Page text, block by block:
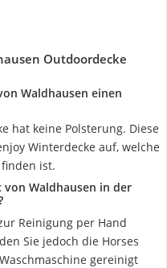
Outdoordecke
Waldhausen einen
hat keine Polsterung. Diese
Winterdecke auf, welche
ist.
von Waldhausen in der
Reinigung per Hand
Sie jedoch die Horses
gereinigt